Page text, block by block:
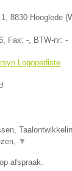
8830 Hooglede (
, Fax: - , BTW-nr: -
Logopediste
▼
afspraak.